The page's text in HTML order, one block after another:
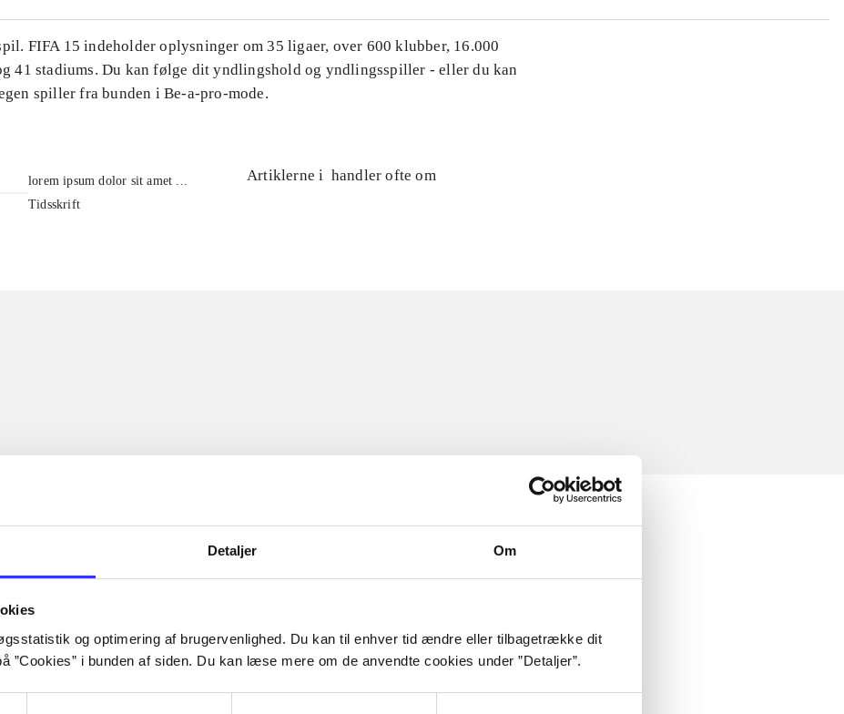
Detaljer Om
og optimering af brugervenlighed. Du kan til enhver tid ændre eller tilbagetrække dit
”Cookies” i bunden af siden. Du kan læse mere om de anvendte cookies under ”Detaljer”.
FIFA 15 indeholder oplysninger om 35 ligaer, over 600 klubber, 16.000
41 stadiums. Du kan følge dit yndlingshold og yndlingsspiller - eller du kan
spiller fra bunden i Be-a-pro-mode.
lorem ipsum dolor sit amet ...
Tidsskrift
Artiklerne i handler ofte om